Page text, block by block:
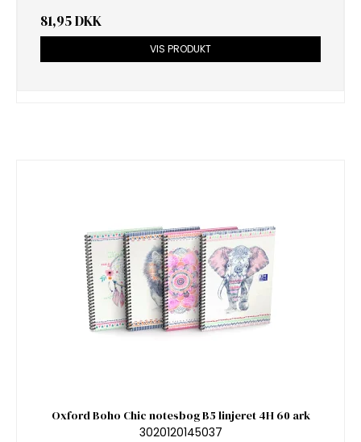
81,95 DKK
VIS PRODUKT
Oxford Boho Chic notesbog B5 linjeret 4H 60 ark
3020120145037